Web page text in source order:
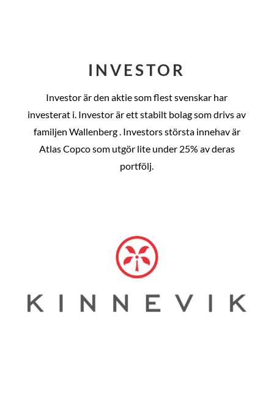
INVESTOR
Investor är den aktie som flest svenskar har
investerat i. Investor är ett stabilt bolag som drivs av
familjen Wallenberg . Investors största innehav är
Atlas Copco som utgör lite under 25% av deras
portfölj.